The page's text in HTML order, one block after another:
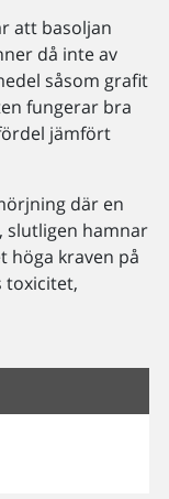
att basoljan
då inte av
såsom grafit
fungerar bra
jämfört
där en
slutligen hamnar
höga kraven på
toxicitet,